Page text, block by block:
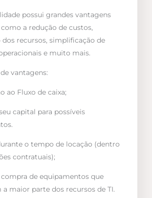
possui grandes vantagens
a redução de custos,
recursos, simplificação de
e muito mais.
vantagens:
ao Fluxo de caixa;
capital para possíveis
o tempo de locação (dentro
contratuais);
de equipamentos que
maior parte dos recursos de TI.